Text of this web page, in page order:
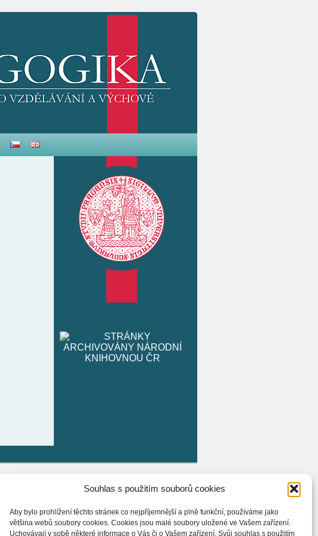
Souhlas s použitím souborů cookies
Aby bylo prohlížení těchto stránek co nejpříjemnější a plně funkční, používáme jako
většina webů soubory cookies. Cookies jsou malé soubory uložené ve Vašem zařízení.
Uchovávají v sobě některé informace o Vás či o Vašem zařízení. Svůj souhlas s použitím